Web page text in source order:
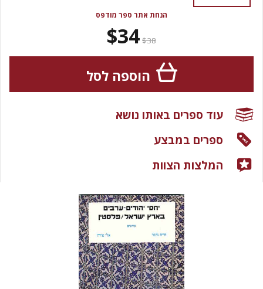
הנחת אתר ספר מודפס
$38
$34
הוספה לסל
עוד ספרים באותו נושא
ספרים במבצע
המלצות הצוות